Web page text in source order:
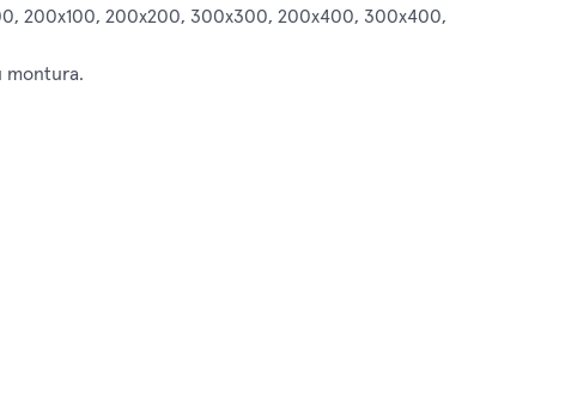
200x100, 200x200, 300x300, 200x400, 300x400,
montura.